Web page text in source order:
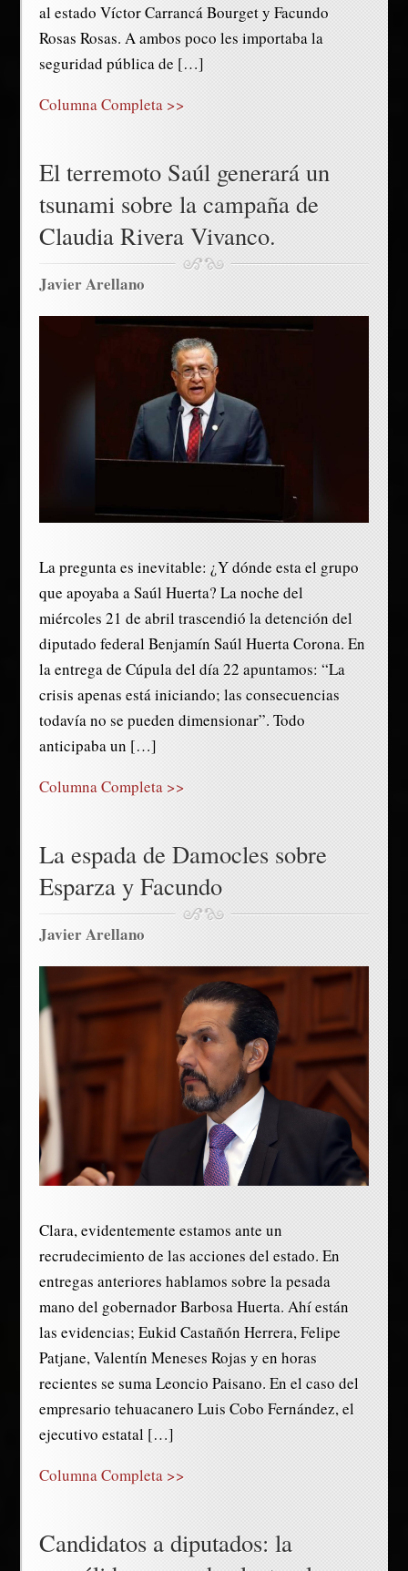
al estado Víctor Carrancá Bourget y Facundo
Rosas Rosas. A ambos poco les importaba la
seguridad pública de […]
Columna Completa >>
El terremoto Saúl generará un
tsunami sobre la campaña de
Claudia Rivera Vivanco.
Javier Arellano
La pregunta es inevitable: ¿Y dónde esta el grupo
que apoyaba a Saúl Huerta? La noche del
miércoles 21 de abril trascendió la detención del
diputado federal Benjamín Saúl Huerta Corona. En
la entrega de Cúpula del día 22 apuntamos: “La
crisis apenas está iniciando; las consecuencias
todavía no se pueden dimensionar”. Todo
anticipaba un […]
Columna Completa >>
La espada de Damocles sobre
Esparza y Facundo
Javier Arellano
Clara, evidentemente estamos ante un
recrudecimiento de las acciones del estado. En
entregas anteriores hablamos sobre la pesada
mano del gobernador Barbosa Huerta. Ahí están
las evidencias; Eukid Castañón Herrera, Felipe
Patjane, Valentín Meneses Rojas y en horas
recientes se suma Leoncio Paisano. En el caso del
empresario tehuacanero Luis Cobo Fernández, el
ejecutivo estatal […]
Columna Completa >>
Candidatos a diputados: la